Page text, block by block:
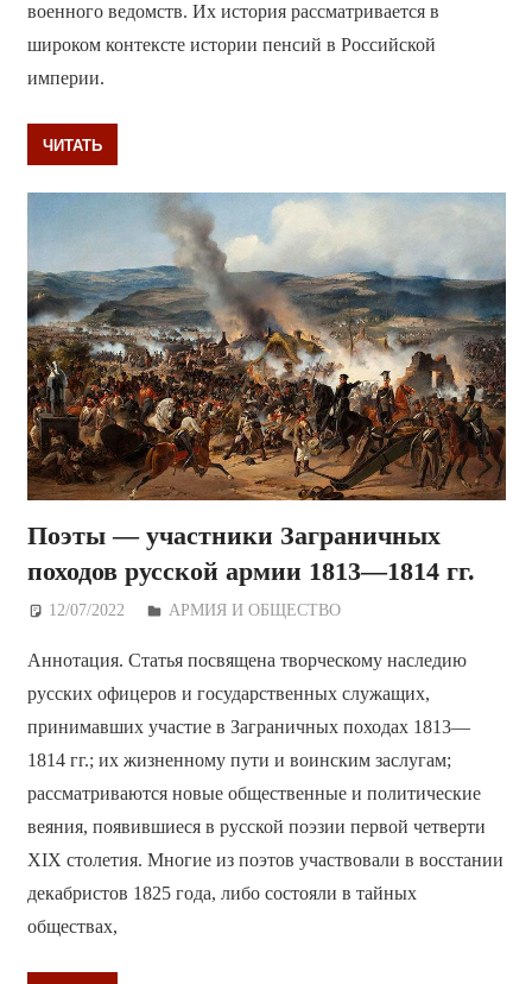
военного ведомств. Их история рассматривается в
широком контексте истории пенсий в Российской
империи.
ЧИТАТЬ
Поэты — участники Заграничных
походов русской армии 1813—1814 гг.
12/07/2022 Дежурный по Редакции
АРМИЯ И ОБЩЕСТВО
Аннотация. Статья посвящена творческому наследию
русских офицеров и государственных служащих,
принимавших участие в Заграничных походах 1813—
1814 гг.; их жизненному пути и воинским заслугам;
рассматриваются новые общественные и политические
веяния, появившиеся в русской поэзии первой четверти
XIX столетия. Многие из поэтов участвовали в восстании
декабристов 1825 года, либо состояли в тайных
обществах,